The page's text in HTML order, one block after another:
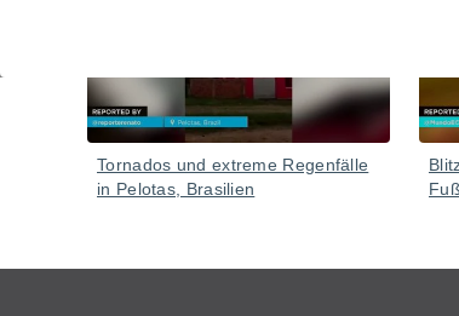
Tornados und extreme Regenfälle
in Pelotas, Brasilien